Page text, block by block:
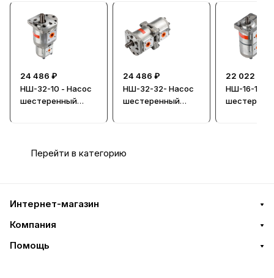
24 486 ₽
НШ-32-10 - Насос
шестеренный
вращение
24 486 ₽
НШ-32-32- Насос
шестеренный
22 022 ₽
НШ-16-16-
Перейти в категорию
Интернет-магазин
Компания
Помощь